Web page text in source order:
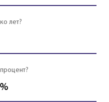
лет?
%